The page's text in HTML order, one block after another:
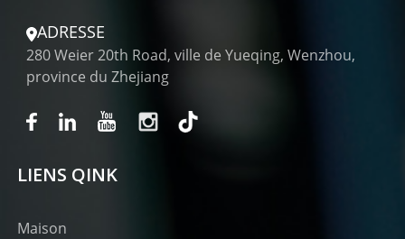
ADRESSE
280 Weier 20th Road, ville de Yueqing, Wenzhou,
province du Zhejiang
LIENS QINK
Maison